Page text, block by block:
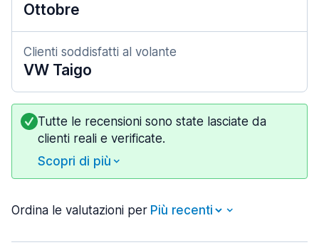
Ottobre
Clienti soddisfatti al volante
VW Taigo
Tutte le recensioni sono state lasciate da
clienti reali e verificate.
Scopri di più
Ordina le valutazioni per